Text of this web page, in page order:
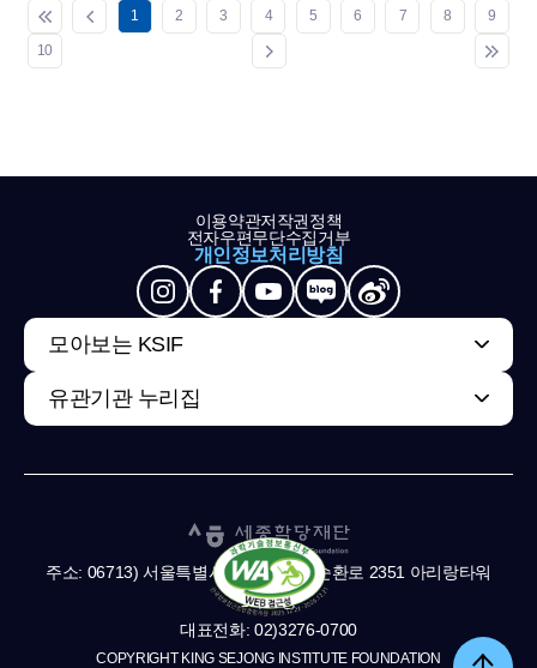
1 2 3 4 5 6 7 8 9
10
이용약관저작권정책
전자우편무단수집거부
개인정보처리방침
모아보는 KSIF
유관기관 누리집
주소: 06713) 서울특별시 서초구 남부순환로 2351 아리랑타워
11,13층
대표전화: 02)3276-0700
COPYRIGHT KING SEJONG INSTITUTE FOUNDATION